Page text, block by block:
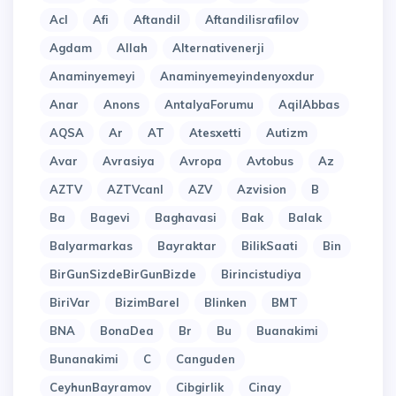
Acl
Afi Aftandil
Aftandilisrafilov
Agdam
Allah
Alternativenerji
Anaminyemeyi
Anaminyemeyindenyoxdur
Anar
Anons AntalyaForumu
AqilAbbas
AQSA
Ar AT Atesxetti
Autizm
Avar
Avrasiya Avropa Avtobus
Az
AZTV
AZTVcanl AZV Azvision
B
Ba
Bagevi Baghavasi Bak
Balak
Balyarmarkas
Bayraktar BilikSaati
Bin
BirGunSizdeBirGunBizde
Birincistudiya
BiriVar
BizimBarel Blinken
BMT
BNA
BonaDea Br Bu
Buanakimi
Bunanakimi
C
Canguden
CeyhunBayramov
Cibgirlik
Cinay